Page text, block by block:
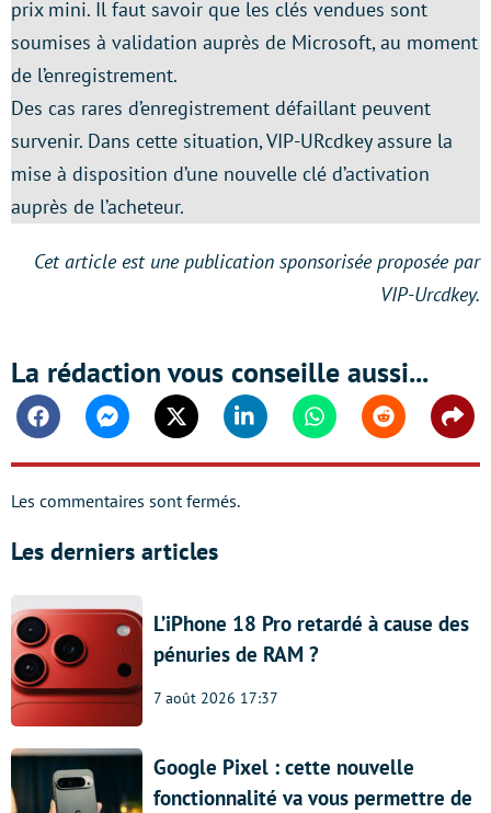
prix mini. Il faut savoir que les clés vendues sont
soumises à validation auprès de Microsoft, au moment
de l’enregistrement.
Des cas rares d’enregistrement défaillant peuvent
survenir. Dans cette situation, VIP-URcdkey assure la
mise à disposition d’une nouvelle clé d’activation
auprès de l’acheteur.
Cet article est une publication sponsorisée proposée par
VIP-Urcdkey.
La rédaction vous conseille aussi...
FacebookMessengerTwitter Linkedin WhatsappReddit
Les commentaires sont fermés.
Les derniers articles
L’iPhone 18 Pro retardé à cause des
pénuries de RAM ?
7 août 2026 17:37
Google Pixel : cette nouvelle
fonctionnalité va vous permettre de